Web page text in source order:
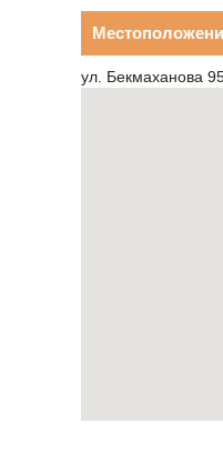
ул. Бекмаханова